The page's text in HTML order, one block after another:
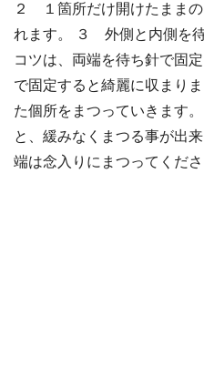
２ １箇所だけ開けたまま
れます。 ３ 外側と内側
コツは、両端を待ち針で固
で固定すると綺麗に収まり
た個所をまつっていきま
と、緩みなくまつる事が
端は念入りにまつってくださ